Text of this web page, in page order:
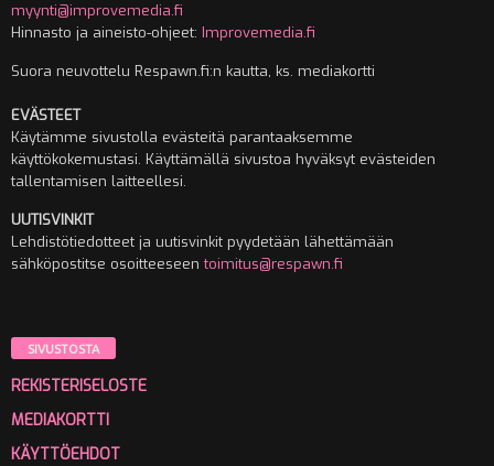
myynti@improvemedia.fi
Hinnasto ja aineisto-ohjeet: Improvemedia.fi
Suora neuvottelu Respawn.fi:n kautta, ks. mediakortti
EVÄSTEET
Käytämme sivustolla evästeitä parantaaksemme
käyttökokemustasi. Käyttämällä sivustoa hyväksyt evästeiden
tallentamisen laitteellesi.
UUTISVINKIT
Lehdistötiedotteet ja uutisvinkit pyydetään lähettämään
sähköpostitse osoitteeseentoimitus@respawn.fi
SIVUSTOSTA
REKISTERISELOSTE
MEDIAKORTTI
KÄYTTÖEHDOT